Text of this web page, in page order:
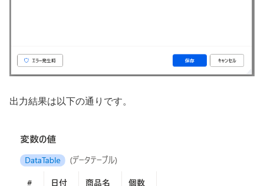
出力結果は以下の通りです。